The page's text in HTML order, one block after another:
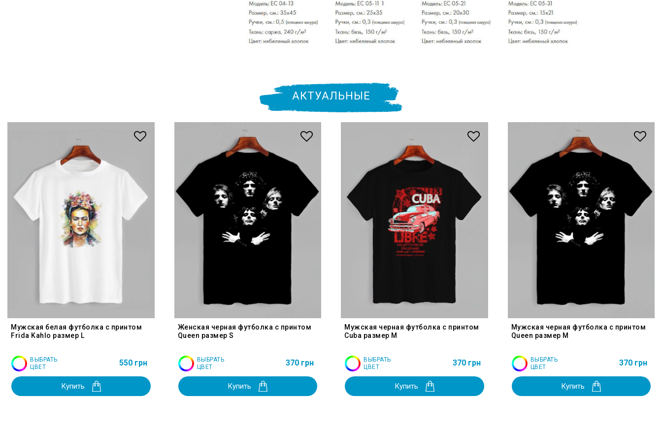
АКТУАЛЬНЫЕ
Мужская белая футболка с принтом
Frida Kahlo размер L
ВЫБРАТЬ
ЦВЕТ
550 грн
Купить
Женская черная футболка с принтом
Queen размер S
ВЫБРАТЬ
ЦВЕТ
370 грн
Купить
Мужская черная футболка с принтом
Cuba размер M
ВЫБРАТЬ
ЦВЕТ
370 грн
Купить
Мужская черная футболка с принтом
Queen размер M
ВЫБРАТЬ
ЦВЕТ
370 грн
Купить